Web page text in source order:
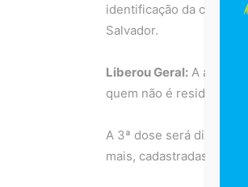
identificação da criança
Salvador.
Liberou Geral:A
quem não é residente
A 3ª dose será
mais, cadastradas no